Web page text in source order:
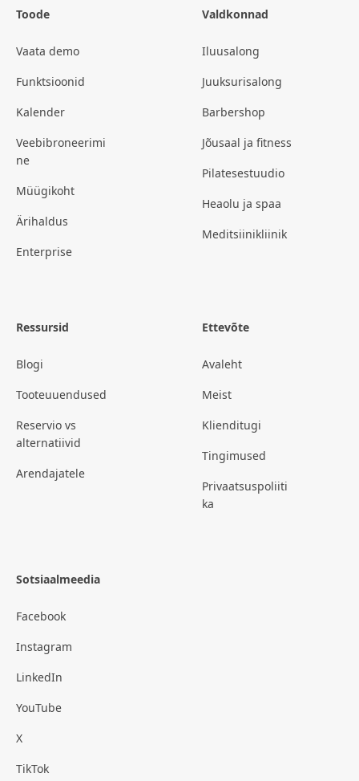
Toode
Vaata demo
Funktsioonid
Kalender
Veebibroneerimi
ne
Müügikoht
Ärihaldus
Enterprise
Valdkonnad
Iluusalong
Juuksurisalong
Barbershop
Jõusaal ja fitness
Pilatesestuudio
Heaolu ja spaa
Meditsiinikliinik
Ressursid
Blogi
Tooteuuendused
Reservio vs
alternatiivid
Arendajatele
Ettevõte
Avaleht
Meist
Klienditugi
Tingimused
Privaatsuspoliiti
ka
Sotsiaalmeedia
Facebook
Instagram
LinkedIn
YouTube
X
TikTok